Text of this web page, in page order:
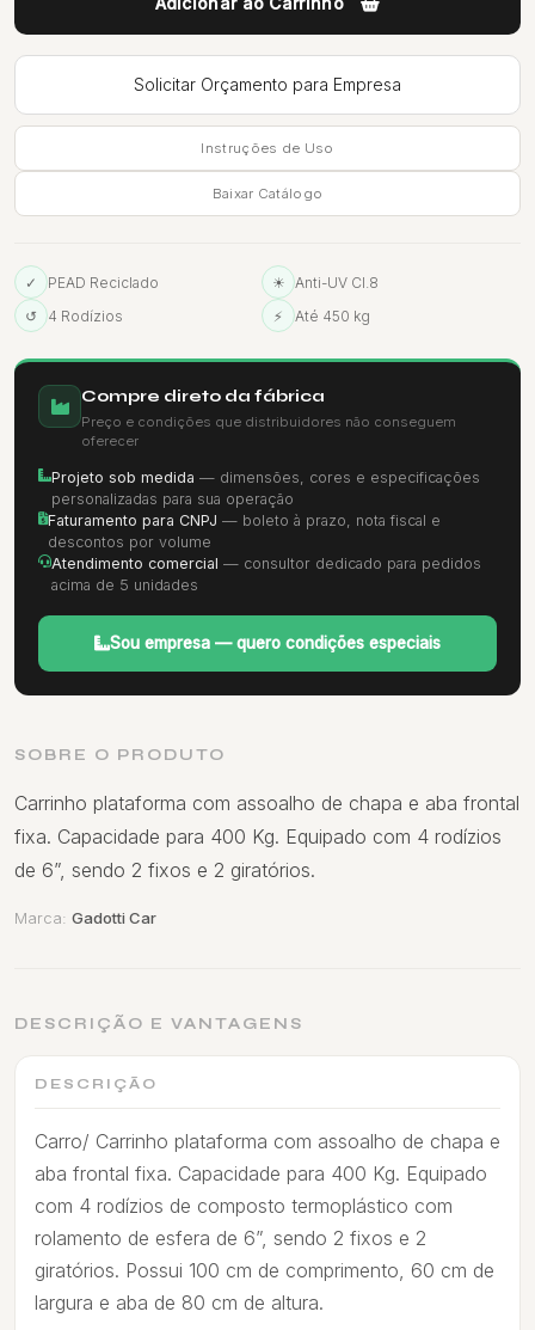
Solicitar Orçamento para Empresa
Instruções de Uso
Baixar Catálogo
✓ PEAD Reciclado ☀
Anti-UV Cl.8
↺
4 Rodízios ⚡ Até 450 kg
Compre direto da fábrica
Preço e condições que distribuidores não conseguem
oferecer
Projeto sob medida — dimensões, cores e especificações
personalizadas para sua operação
Faturamento para CNPJ — boleto à prazo, nota fiscal e
descontos por volume
Atendimento comercial — consultor dedicado para pedidos
acima de 5 unidades
Sou empresa — quero condições especiais
SOBRE O PRODUTO
Carrinho plataforma com assoalho de chapa e aba frontal
fixa. Capacidade para 400 Kg. Equipado com 4 rodízios
de 6”, sendo 2 fixos e 2 giratórios.
Marca: Gadotti Car
DESCRIÇÃO E VANTAGENS
DESCRIÇÃO
Carro/ Carrinho plataforma com assoalho de chapa e
aba frontal fixa. Capacidade para 400 Kg. Equipado
com 4 rodízios de composto termoplástico com
rolamento de esfera de 6”, sendo 2 fixos e 2
giratórios. Possui 100 cm de comprimento, 60 cm de
largura e aba de 80 cm de altura.